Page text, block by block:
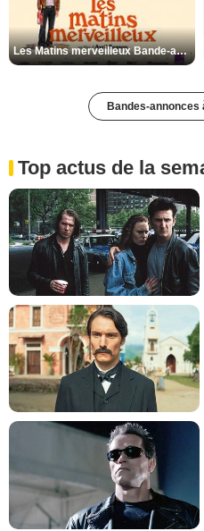
Les Matins merveilleux Bande-annonce VF
Bandes-annonces
Top actus de la